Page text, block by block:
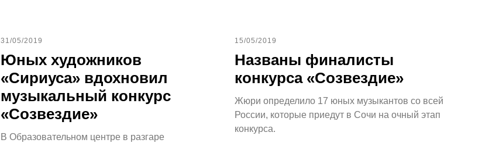
31/05/2019
Юных художников
«Сириуса» вдохновил
музыкальный конкурс
«Созвездие»
В Образовательном центре в разгаре
15/05/2019
Названы финалисты
конкурса «Созвездие»
Жюри определило 17 юных музыкантов со всей
России, которые приедут в Сочи на очный этап
конкурса.